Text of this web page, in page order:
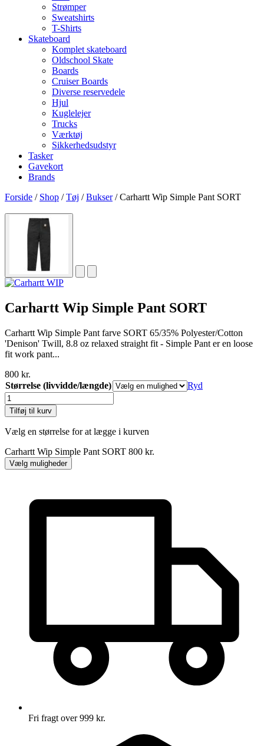
Strømper
Sweatshirts
T-Shirts
Skateboard
Komplet skateboard
Oldschool Skate
Boards
Cruiser Boards
Diverse reservedele
Hjul
Kuglelejer
Trucks
Værktøj
Sikkerhedsudstyr
Tasker
Gavekort
Brands
Forside / Shop /Tøj /Bukser/ Carhartt Wip Simple Pant SORT
Carhartt Wip Simple Pant SORT
Carhartt Wip Simple Pant farve SORT 65/35% Polyester/Cotton
'Denison' Twill, 8.8 oz relaxed straight fit - Simple Pant er en loose
fit work pant...
800 kr.
Størrelse (livvidde/længde)
Ryd
Carhartt
Wip
Simple
Pant
SORT
antal
Tilføj til kurv
Vælg en størrelse for at lægge i kurven
Carhartt Wip Simple Pant SORT 800 kr.
Vælg muligheder
Fri fragt over 999 kr.